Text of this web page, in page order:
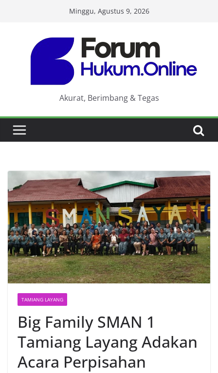
Minggu, Agustus 9, 2026
Akurat, Berimbang & Tegas
TAMIANG LAYANG
Big Family SMAN 1
Tamiang Layang Adakan
Acara Perpisahan